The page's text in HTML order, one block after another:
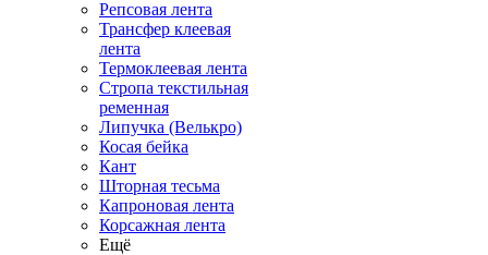
Репсовая лента
Трансфер клеевая
лента
Термоклеевая лента
Стропа текстильная
ременная
Липучка (Велькро)
Косая бейка
Кант
Шторная тесьма
Капроновая лента
Корсажная лента
Ещё